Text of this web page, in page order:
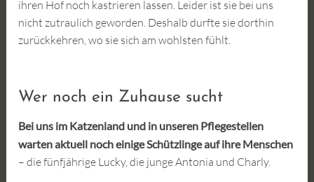
ihren Hof noch kastrieren lassen. Leider ist sie bei uns
nicht zutraulich geworden. Deshalb durfte sie dorthin
zurückkehren, wo sie sich am wohlsten fühlt.
Wer noch ein Zuhause sucht
Bei uns im Katzenland und in unseren Pflegestellen
warten aktuell noch einige Schützlinge auf ihre Menschen
– die fünfjährige Lucky, die junge Antonia und Charly.